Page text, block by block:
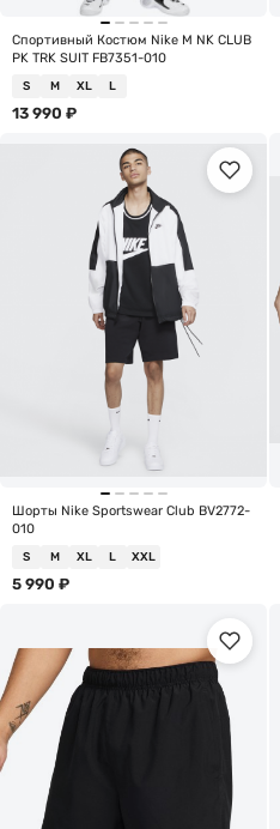
Спортивный Костюм Nike M NK CLUB
PK TRK SUIT FB7351-010
S M XL L
13 990 ₽
Шорты Nike Sportswear Club BV2772-
010
S M XL L XXL
5 990 ₽